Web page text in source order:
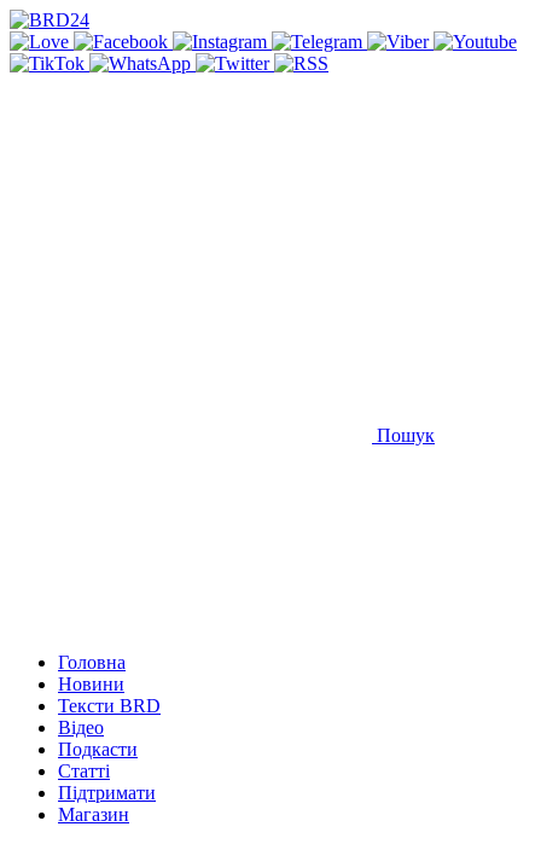
Пошук
Головна
Новини
Тексти BRD
Відео
Подкасти
Статті
Підтримати
Магазин